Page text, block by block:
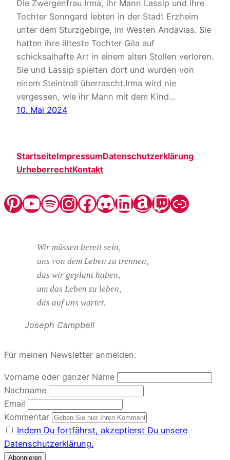
Die Zwergenfrau Irma, ihr Mann Lassip und ihre
Tochter Sonngard lebten in der Stadt Erzheim
unter dem Sturzgebirge, im Westen Andavias. Sie
hatten ihre älteste Tochter Gila auf
schicksalhafte Art in einem alten Stollen verloren.
Sie und Lassip spielten dort und wurden von
einem Steintroll überrascht.Irma wird nie
vergessen, wie ihr Mann mit dem Kind…
10. Mai 2024
StartseiteImpressumDatenschutzerklärung
UrheberrechtKontakt
Pinterest YouTube Spotify InstagramFacebook Discord LinkedIn Amazon Twitch Steady
Wir müssen bereit sein,
uns von dem Leben zu trennen,
das wir geplant haben,
um das Leben zu leben,
das auf uns wartet.
Joseph Campbell
Für meinen Newsletter anmelden:
Vorname oder ganzer Name
Nachname
Email
Kommentar
Indem Du fortfährst, akzeptierst Du unsere
Datenschutzerklärung.